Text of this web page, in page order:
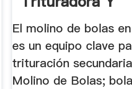
Molinos
El molino de bolas
es un equipo clave
trituración
Molino de Bolas;